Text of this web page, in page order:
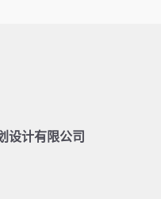
设计有限公司